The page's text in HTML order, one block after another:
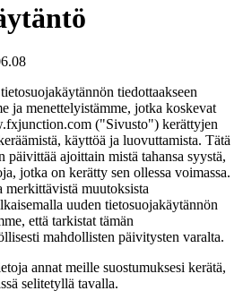
tiedottaakseen
ja menettelyistämme, jotka koskevat
("Sivusto") kerättyjen
käyttöä ja luovuttamista. Tätä
päivittää ajoittain mistä tahansa syystä,
jotka on kerätty sen ollessa voimassa.
muutoksista
uuden tietosuojakäytännön
että tarkistat tämän
mahdollisten päivitysten varalta.
annat meille suostumuksesi kerätä,
selitetyllä tavalla.